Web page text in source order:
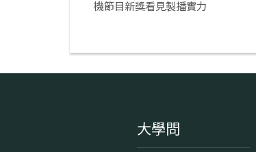
機節目新獎看見製播實力
大學問